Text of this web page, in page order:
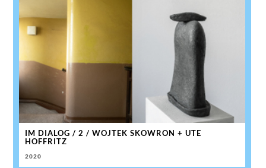
IM DIALOG / 2 / WOJTEK SKOWRON + UTE
HOFFRITZ
2020